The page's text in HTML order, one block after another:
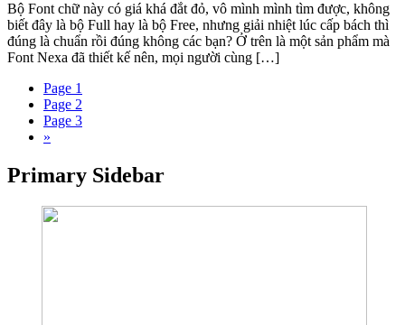
Bộ Font chữ này có giá khá đắt đỏ, vô mình mình tìm được, không
biết đây là bộ Full hay là bộ Free, nhưng giải nhiệt lúc cấp bách thì
đúng là chuẩn rồi đúng không các bạn? Ở trên là một sản phẩm mà
Font Nexa đã thiết kế nên, mọi người cùng […]
Page 1
Page 2
Page 3
»
Primary Sidebar